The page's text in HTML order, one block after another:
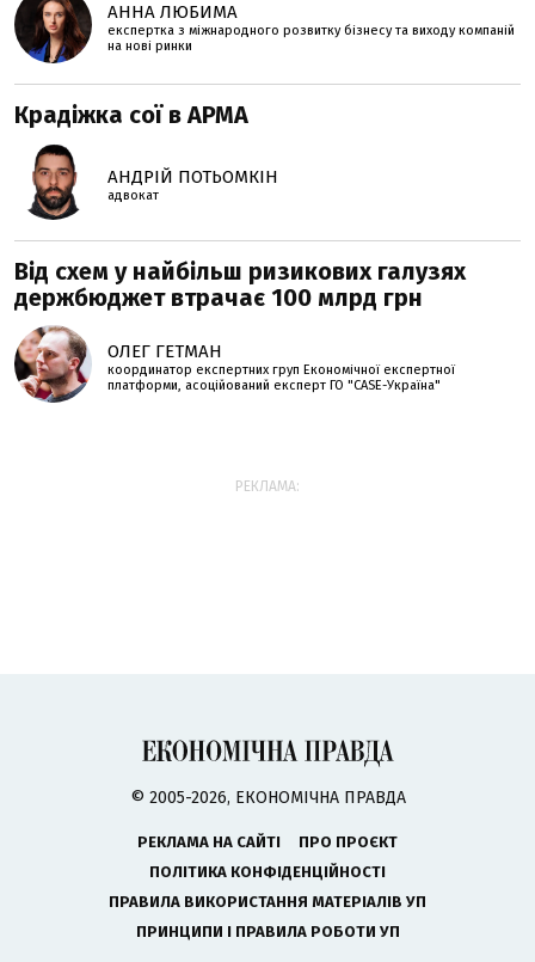
АННА ЛЮБИМА
експертка з міжнародного розвитку бізнесу та виходу компаній
на нові ринки
Крадіжка сої в АРМА
АНДРІЙ ПОТЬОМКІН
адвокат
Від схем у найбільш ризикових галузях
держбюджет втрачає 100 млрд грн
ОЛЕГ ГЕТМАН
координатор експертних груп Економічної експертної
платформи, асоційований експерт ГО "CASE-Україна"
РЕКЛАМА:
© 2005-2026, ЕКОНОМІЧНА ПРАВДА
РЕКЛАМА НА САЙТІ
ПРО ПРОЄКТ
ПОЛІТИКА КОНФІДЕНЦІЙНОСТІ
ПРАВИЛА ВИКОРИСТАННЯ МАТЕРІАЛІВ УП
ПРИНЦИПИ І ПРАВИЛА РОБОТИ УП